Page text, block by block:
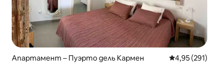
Апартамент – Пуэрто дель Кармен Средна
4,95 (291)